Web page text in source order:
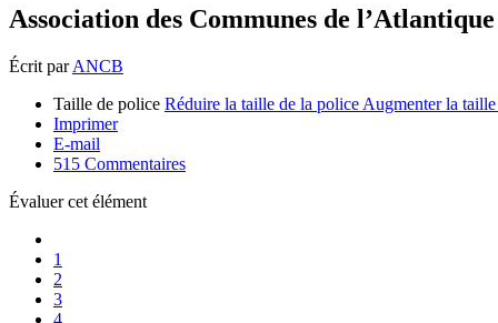
Association des Communes de
Écrit parANCB
Taille de police Réduire la taille de la police Augmenter la
Imprimer
E-mail
515 Commentaires
Évaluer cet élément
1
2
3
4